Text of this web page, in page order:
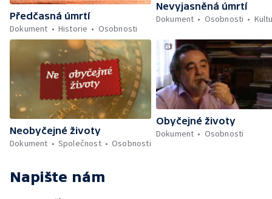
Předčasná úmrtí
Dokument
Historie Osobnosti
Nevyjasněná úmrtí
Dokument
Osobnosti
Neobyčejné životy
Dokument
Společnost Osobnosti
Obyčejné životy
Dokument
Osobnosti
Napište nám